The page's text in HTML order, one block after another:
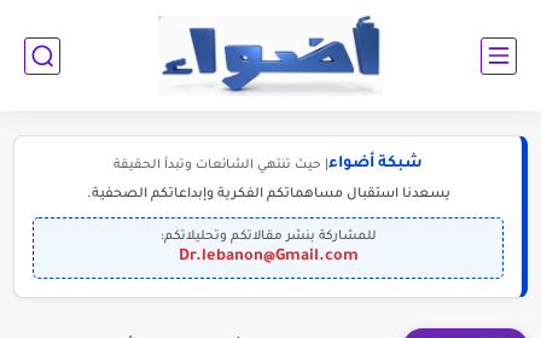
شبكة أضواء | حيث تنتهي الشائعات وتبدأ الحقيقة
يسعدنا استقبال مساهماتكم الفكرية وإبداعاتكم الصحفية.
للمشاركة بنشر مقالاتكم وتحليلاتكم:
Dr.lebanon@Gmail.com